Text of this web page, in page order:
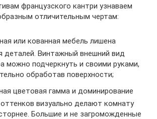
французского кантри узнаваем
отличительным чертам:
или кованная мебель лишена
деталей. Винтажный внешний вид
можно подчеркнуть и своими руками,
обработав поверхности;
цветовая гамма и доминирование
визуально делают комнату
Большие и не загроможденные